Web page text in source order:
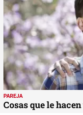
PAREJA
Cosas que le